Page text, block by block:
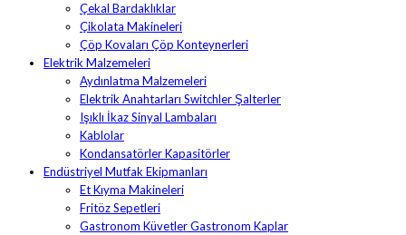
Çekal Bardaklıklar
Çikolata Makineleri
Çöp Kovaları Çöp Konteynerleri
Elektrik Malzemeleri
Aydınlatma Malzemeleri
Elektrik Anahtarları Switchler Şalterler
Işıklı İkaz Sinyal Lambaları
Kablolar
Kondansatörler Kapasitörler
Endüstriyel Mutfak Ekipmanları
Et Kıyma Makineleri
Fritöz Sepetleri
Gastronom Küvetler Gastronom Kaplar